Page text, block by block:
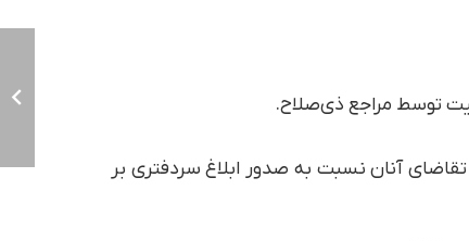
توسط مراجع ذی‌صلاح.
تقاضای آنان نسبت به صدور ابلاغ سردفتری بر